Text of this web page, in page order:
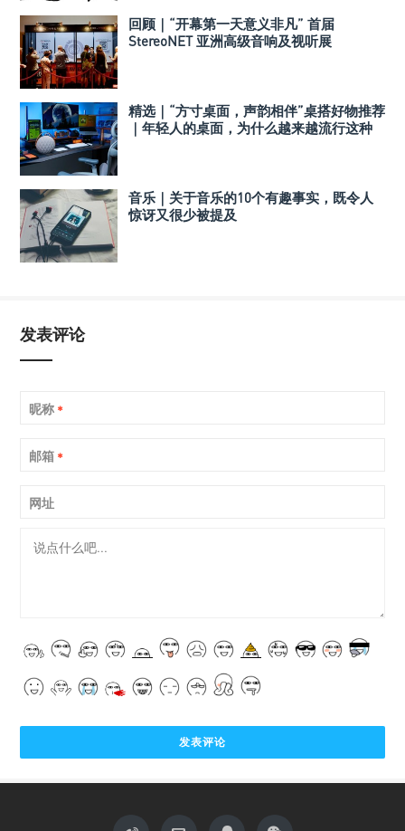
回顾｜“开幕第一天意义非凡” 首届
StereoNET 亚洲高级音响及视听展
精选｜“方寸桌面，声韵相伴”桌搭好物推荐
｜年轻人的桌面，为什么越来越流行这种
音乐｜关于音乐的10个有趣事实，既令人
惊讶又很少被提及
发表评论
昵称 *
邮箱 *
网址